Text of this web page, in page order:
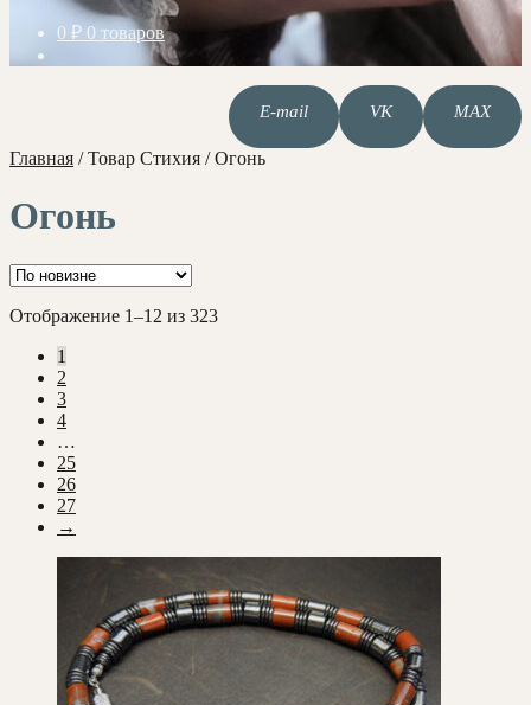
0 ₽ 0 товаров
E-mail VK MAX
Главная /Товар Стихия /Огонь
Огонь
Отображение 1–12 из 323Сортировка:
1
2
3
4
…
25
26
27
→